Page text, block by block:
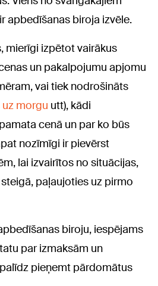
apbedīšanas biroja izvēle.
mierīgi izpētot vairākus
un pakalpojumu apjomu
vai tiek nodrošināts
morgu utt), kādi
cenā un par ko būs
nozīmīgi ir pievērst
lai izvairītos no situācijas,
paļaujoties uz pirmo
biroju, iespējams
par izmaksām un
pieņemt pārdomātus